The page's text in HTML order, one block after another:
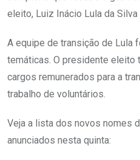
eleito, Luiz Inácio Lula da Silva
A equipe de transição de Lula
temáticas. O presidente eleito
cargos remunerados para a
trabalho de voluntários.
Veja a lista dos novos nomes
anunciados nesta quinta: